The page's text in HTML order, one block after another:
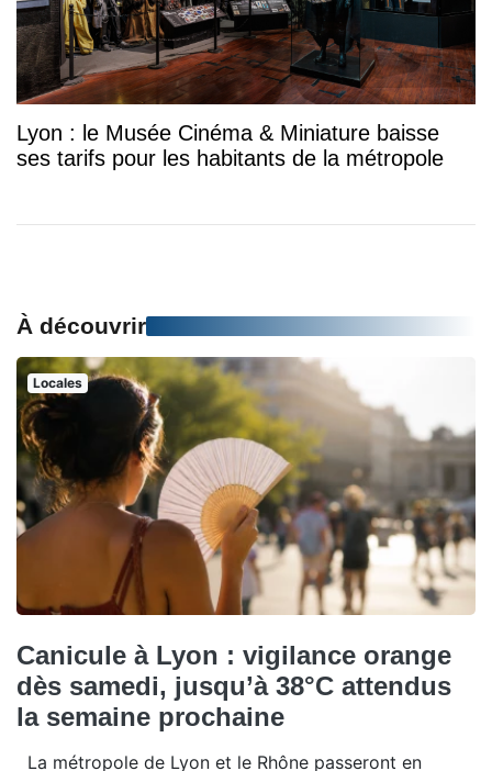
Lyon : le Musée Cinéma & Miniature baisse
ses tarifs pour les habitants de la métropole
À découvrir
Locales
Canicule à Lyon : vigilance orange
dès samedi, jusqu’à 38°C attendus
la semaine prochaine
La métropole de Lyon et le Rhône passeront en